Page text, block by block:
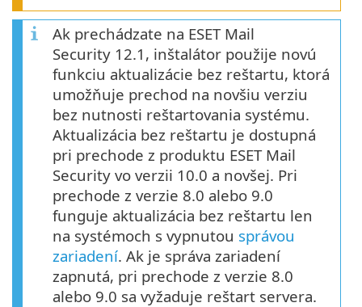
Ak prechádzate na ESET Mail
Security 12.1, inštalátor použije novú
funkciu aktualizácie bez reštartu, ktorá
umožňuje prechod na novšiu verziu
bez nutnosti reštartovania systému.
Aktualizácia bez reštartu je dostupná
pri prechode z produktu ESET Mail
Security vo verzii 10.0 a novšej. Pri
prechode z verzie 8.0 alebo 9.0
funguje aktualizácia bez reštartu len
na systémoch s vypnutou správou
zariadení. Ak je správa zariadení
zapnutá, pri prechode z verzie 8.0
alebo 9.0 sa vyžaduje reštart servera.